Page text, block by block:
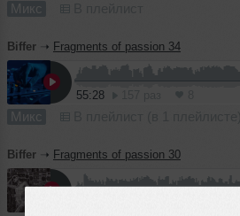
Микс
Biffer ➝ Fragments of passion 34
55:28
Микс
Biffer ➝ Fragments of passion 30